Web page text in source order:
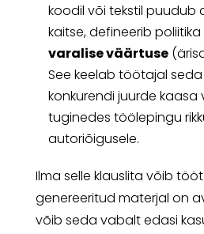
koodil või tekstil puudub
kaitse, defineerib poliitika
varalise väärtuse
See keelab töötajal
konkurendi juurde kaasa
tuginedes töölepingu
autoriõigusele.
Ilma selle klauslita võib
genereeritud materjal on
võib seda vabalt edasi